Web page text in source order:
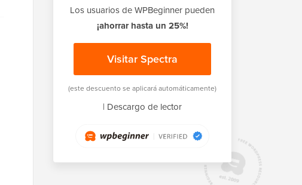
Los usuarios de WPBeginner pueden
¡ahorrar hasta un 25%!
Visitar Spectra
(este descuento se aplicará automáticamente)
| Descargo de lector